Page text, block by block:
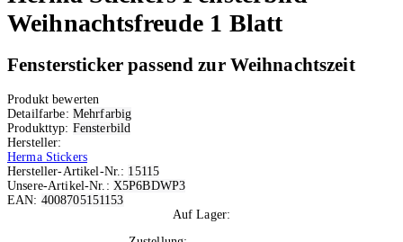
Weihnachtsfreude 1 Blatt
Fenstersticker passend zur Weihnachtszeit
Produkt bewerten
Detailfarbe: Mehrfarbig
Produkttyp: Fensterbild
Hersteller:
Herma Stickers
Hersteller-Artikel-Nr.: 15115
Unsere-Artikel-Nr.: X5P6BDWP3
EAN: 4008705151153
Auf Lager: